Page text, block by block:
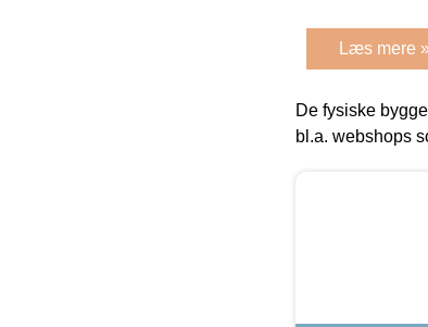
Læs mere
De fysiske
bl.a. webshops